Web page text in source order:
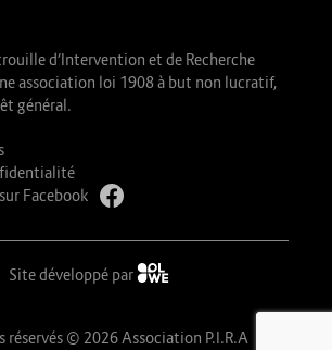
d’Intervention et de Recherche
association loi 1908 à but non lucratif,
général.
Facebook
Site développé par
réservés © 2026 Association P.I.R.A